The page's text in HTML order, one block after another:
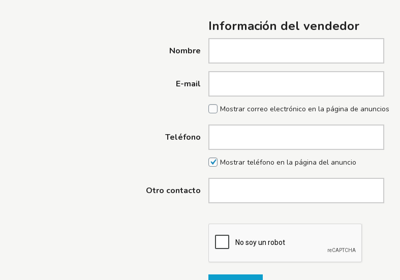
Información del vendedor
Nombre
E-mail
Mostrar correo electrónico en la página de anuncios
Teléfono
Mostrar teléfono en la página del anuncio
Otro contacto